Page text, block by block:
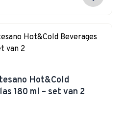
Hot&Cold
180 ml – set van 2